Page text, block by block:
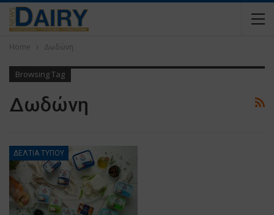
Home Δωδώνη
Browsing Tag
Δωδώνη
ΔΕΛΤΙΑ ΤΥΠΟΥ